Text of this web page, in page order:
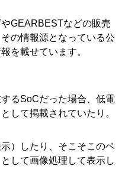
GEARBESTなどの販売
の情報源となっている公
を載せています。
るSoCだった場合、低電
して掲載されていたり。
）したり、そこそこのベ
して画像処理して表示し